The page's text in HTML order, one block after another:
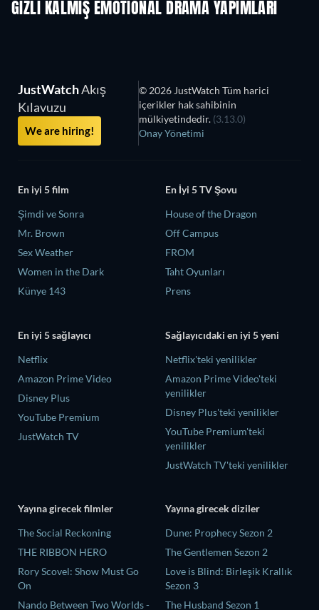
GIZLI KALMIŞ EMOTIONAL DRAMA YAPIMLARI
JustWatchAkış
Kılavuzu
We are hiring!
© 2026 JustWatch Tüm harici
içerikler hak sahibinin
mülkiyetindedir. (3.13.0)
Onay Yönetimi
En iyi 5 film
Şimdi ve Sonra
Mr. Brown
Sex Weather
Women in the Dark
Künye 143
En İyi 5 TV Şovu
House of the Dragon
Off Campus
FROM
Taht Oyunları
Prens
En iyi 5 sağlayıcı
Netflix
Amazon Prime Video
Disney Plus
YouTube Premium
JustWatch TV
Sağlayıcıdaki en iyi 5 yeni
Netflix'teki yenilikler
Amazon Prime Video'teki
yenilikler
Disney Plus'teki yenilikler
YouTube Premium'teki
yenilikler
JustWatch TV'teki yenilikler
Yayına girecek filmler
The Social Reckoning
THE RIBBON HERO
Rory Scovel: Show Must Go
On
Nando Between Two Worlds -
Yayına girecek diziler
Dune: Prophecy Sezon 2
The Gentlemen Sezon 2
Love is Blind: Birleşik Krallık
Sezon 3
The Husband Sezon 1